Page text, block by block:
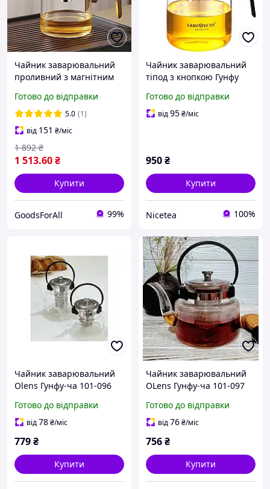
Чайник заварювальний
проливний з магнітним
ситечком Гунфу типот 500
мл Різнокольоровий
Готово до відправки
5.0 (1)
від 151 ₴/міс
1 513.60₴
1 892 ₴
Купити
GoodsForAll 99%
Чайник заварювальний
тіпод з кнопкою Гунфу
Готово до відправки
від95₴/міс
950₴
Купити
Nicetea 100%
Чайник заварювальний
Olens Гунфу-ча 101-096
Готово до відправки
від78₴/міс
779₴
Купити
Чайник заварювальний
OLens Гунфу-ча 101-097
Відмінна якість
Готово до відправки
від76₴/міс
756₴
Купити